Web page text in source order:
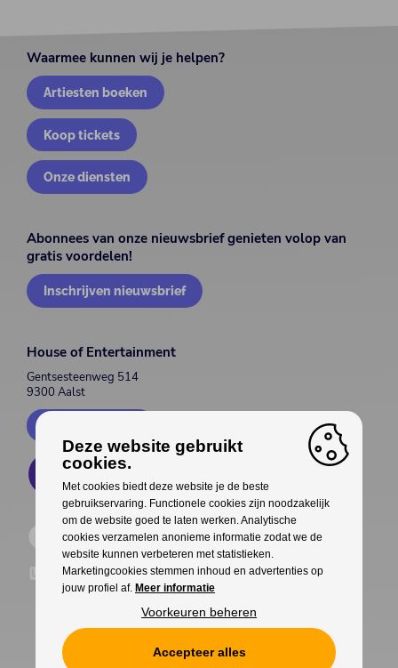
Waarmee kunnen wij je helpen?
Artiesten boeken
Koop tickets
Onze diensten
Abonnees van onze nieuwsbrief genieten volop van
gratis voordelen!
Inschrijven nieuwsbrief
House of Entertainment
Gentsesteenweg 514
9300 Aalst
Deze website gebruikt
cookies.
Met cookies biedt deze website je de beste
gebruikservaring. Functionele cookies zijn noodzakelijk
om de website goed te laten werken. Analytische
cookies verzamelen anonieme informatie zodat we de
website kunnen verbeteren met statistieken.
Marketingcookies stemmen inhoud en advertenties op
jouw profiel af. Meer informatie
Voorkeuren beheren
Accepteer alles